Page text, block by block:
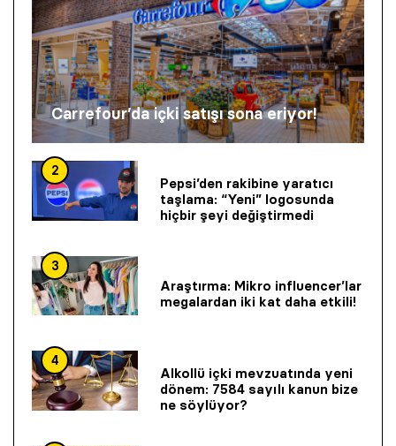
Carrefour’da içki satışı sona eriyor!
2
Pepsi’den rakibine yaratıcı
taşlama: “Yeni” logosunda
hiçbir şeyi değiştirmedi
3
Araştırma: Mikro influencer’lar
megalardan iki kat daha etkili!
4
Alkollü içki mevzuatında yeni
dönem: 7584 sayılı kanun bize
ne söylüyor?